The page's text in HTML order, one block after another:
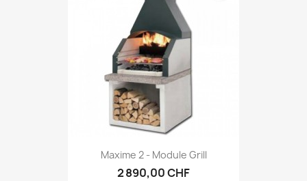
Maxime 2 - Module Grill
2 890,00 CHF